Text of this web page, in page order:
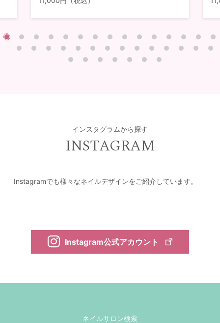
インスタグラムから探す
INSTAGRAM
Instagramでも様々なネイルデザインをご紹介しています。
Instagram公式アカウント
ネイルサロン検索